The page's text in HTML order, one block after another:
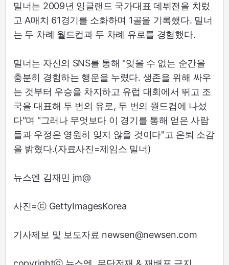
밀너는 2009년 잉글랜드 국가대표 데뷔전을 치렀
고 A매치 61경기를 소화하며 1골을 기록했다. 밀너
는 두 차례 월드컵과 두 차례 유로를 경험했다.
밀너는 자신의 SNS를 통해 "잊을 수 없는 순간을
충분히 경험하는 행운을 누렸다. 생존을 위해 싸우
는 것부터 우승을 차지하고 유럽 대회에서 뛰고 조
국을 대표해 두 번의 유로, 두 번의 월드컵에 나섰
다"며 "그러나 무엇보다 이 경기를 통해 얻은 사람
들과 우정은 영원히 잊지 않을 것이다"고 은퇴 소감
을 밝혔다.(자료사진=제임스 밀너)
뉴스엔 김재민 jm@
사진=ⓒ GettyImagesKorea
기사제보 및 보도자료 newsen@newsen.com